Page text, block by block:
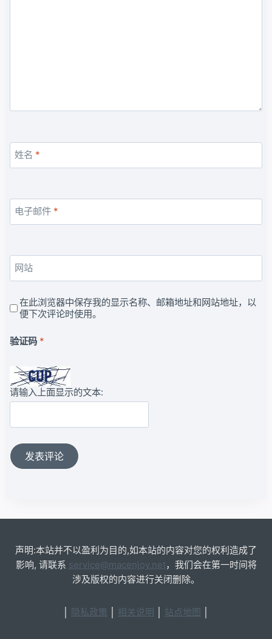
姓名 *
电子邮件 *
网站
在此浏览器中保存我的显示名称、邮箱地址和网站地址，以
便下次评论时使用。
验证码 *
请输入上面显示的文本:
声明:本站并不以盈利为目的,如本站的内容对您的权利造成了
影响, 请联系 service@macenjoy.net，我们会在第一时间将
涉及版权的内容进行关闭删除。
隐私政策 相关说明 站点地图